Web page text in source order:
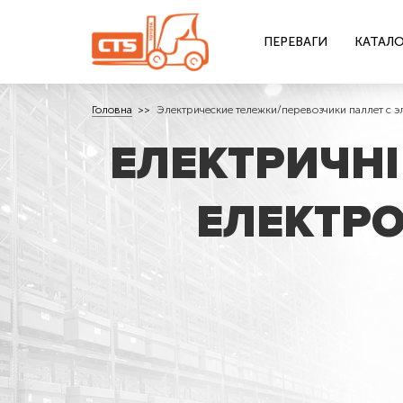
ПЕРЕВАГИ
Головна Электрические тележки/перевозчики паллет с